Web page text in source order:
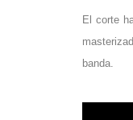
El corte
banda.